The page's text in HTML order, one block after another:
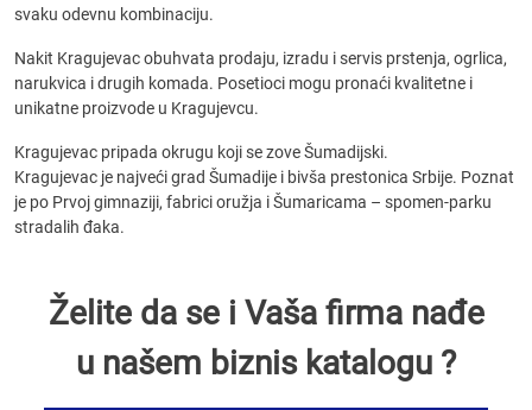
svaku odevnu kombinaciju.
Nakit Kragujevac obuhvata prodaju, izradu i servis prstenja, ogrlica,
narukvica i drugih komada. Posetioci mogu pronaći kvalitetne i
unikatne proizvode u Kragujevcu.
Kragujevac pripada okrugu koji se zove Šumadijski.
Kragujevac je najveći grad Šumadije i bivša prestonica Srbije. Poznat
je po Prvoj gimnaziji, fabrici oružja i Šumaricama – spomen-parku
stradalih đaka.
Želite da se i Vaša firma nađe
u našem biznis katalogu ?